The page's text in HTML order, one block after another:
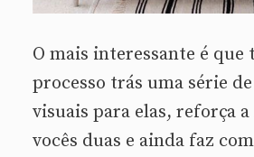
O mais interessante é que
processo trás uma série
visuais para elas, reforça
vocês duas e ainda faz